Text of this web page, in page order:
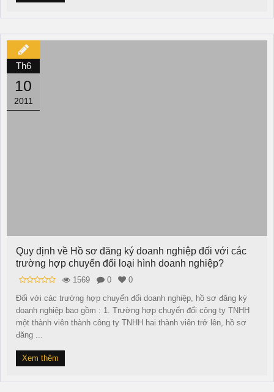
Th6
10
2011
Quy định về Hồ sơ đăng ký doanh nghiệp đối với các
trường hợp chuyển đổi loại hình doanh nghiệp?
1569 0
0
Đối với các trường hợp chuyển đổi doanh nghiệp, hồ sơ đăng ký
doanh nghiệp bao gồm : 1. Trường hợp chuyển đổi công ty TNHH
một thành viên thành công ty TNHH hai thành viên trở lên, hồ sơ
đăng ...
Xem thêm